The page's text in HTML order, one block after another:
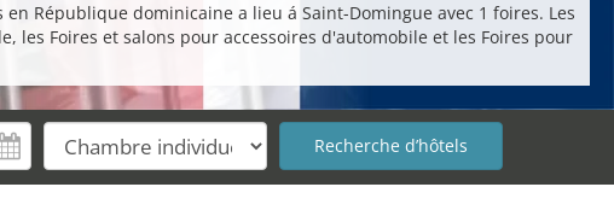
République dominicaine a lieu á Saint-Domingue avec 1 foires. Les
Foires et salons pour accessoires d'automobile et les Foires pour